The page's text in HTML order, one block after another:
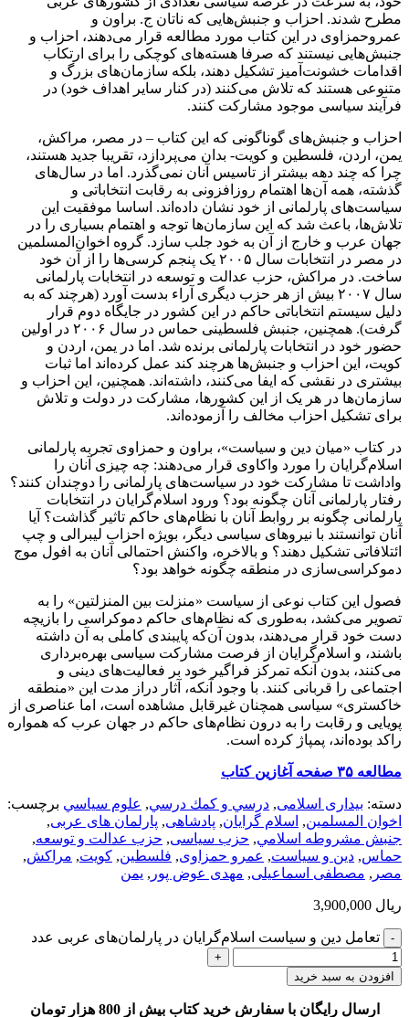
مطرح شدند. احزاب و جنبش‌هایی که ناتان ج. براون و
عمروحمزاوی در این کتاب مورد مطالعه قرار می‌دهند، احزاب و
جنبش‌هایی نیستند که صرفا هسته‌های کوچکی را برای ارتکاب
اقدامات خشونت‌آمیز تشکیل دهند، بلکه سازمان‌های بزرگ و
متنوعی هستند که تلاش می‌کنند (در کنار سایر اهداف خود) در
فرآیند سیاسی موجود مشارکت کنند.
احزاب و جنبش‌های گوناگونی که این کتاب – در مصر، مراکش،
یمن، اردن، فلسطین و کویت- بدان می‌پردازد، تقریبا جدید هستند،
چرا که چند دهه بیشتر از تاسیس آنان نمی‌گذرد. اما در سال‌های
گذشته، همه آن‌ها اهتمام روزافزونی به رقابت انتخاباتی و
سیاست‌های پارلمانی از خود نشان داده‌اند. اساسا موفقیت این
تلاش‌ها، باعث شد که این سازمان‌ها توجه و اهتمام بسیاری را در
جهان عرب و خارج از آن به خود جلب سازد. گروه اخوان‌المسلمین
در مصر در انتخابات سال ۲۰۰۵ یک پنجم کرسی‌ها را از آن خود
ساخت. در مراکش، حزب عدالت و توسعه در انتخابات پارلمانی
سال ۲۰۰۷ بیش از هر حزب دیگری آراء بدست آورد (هرچند که به
دلیل سیستم انتخاباتی حاکم در این کشور در جایگاه دوم قرار
گرفت). همچنین، جنبش فلسطینی حماس در سال ۲۰۰۶ در اولین
حضور خود در انتخابات پارلمانی برنده شد. اما در یمن، اردن و
کویت، این احزاب و جنبش‌ها هرچند کند عمل کرده‌اند اما ثبات
بیشتری در نقشی که ایفا می‌کنند، داشته‌اند. همچنین، این احزاب و
سازمان‌ها در هر یک از این کشورها، مشارکت در دولت و تلاش
برای تشکیل احزاب مخالف را آزموده‌اند.
در کتاب «میان دین و سیاست»، براون و حمزاوی تجربه پارلمانی
اسلام‌گرایان را مورد واکاوی قرار می‌دهند: چه چیزی آنان را
واداشت تا مشارکت خود در سیاست‌های پارلمانی را دوچندان کنند؟
رفتار پارلمانی آنان چگونه بود؟ ورود اسلام‌گرایان در انتخابات
پارلمانی چگونه بر روابط آنان با نظام‌های حاکم تاثیر گذاشت؟ آیا
آنان توانستند با نیروهای سیاسی دیگر، بویژه احزاب لیبرالی و چپ
ائتلافاتی تشکیل دهند؟ و بالاخره، واکنش احتمالی آنان به افول موج
دموکراسی‌سازی در منطقه چگونه خواهد بود؟
فصول این کتاب نوعی از سیاست «منزلت بین المنزلتین» را به
تصویر می‌کشد، به‌طوری که نظام‌های حاکم دموکراسی را بازیچه
دست خود قرار می‌دهند، بدون آن‌که پایبندی کاملی به آن داشته
باشند، و اسلام‌گرایان از فرصت مشارکت سیاسی بهره‌برداری
می‌کنند، بدون آنکه تمرکز فراگیر خود بر فعالیت‌های دینی و
اجتماعی را قربانی کنند. با وجود آنکه، آثار دراز مدت این «منطقه
خاکستری» سیاسی همچنان غیرقابل مشاهده است، اما عناصری از
پویایی و رقابت را به درون نظام‌های حاکم در جهان عرب که همواره
راکد بوده‌اند، پمپاژ کرده است.
مطالعه ۳۵ صفحه آغازین کتاب
دسته: بیداری اسلامی, درسي و كمك درسي, علوم سياسي برچسب:
اخوان المسلمین, اسلام گرایان, پادشاهی, پارلمان های عربی,
جنبش مشروطه اسلامي, حزب سیاسی, حزب عدالت و توسعه,
حماس, دین و سیاست, عمرو حمزاوی, فلسطین, کویت, مراکش,
مصر , مصطفی اسماعیلی, مهدی عوض پور , یمن
ریال
تعامل دین و سیاست اسلام‌گرایان در پارلمان‌های عربی عدد
افزودن به سبد خرید
ارسال رایگان با سفارش خرید کتاب بیش از 800 هزار تومان